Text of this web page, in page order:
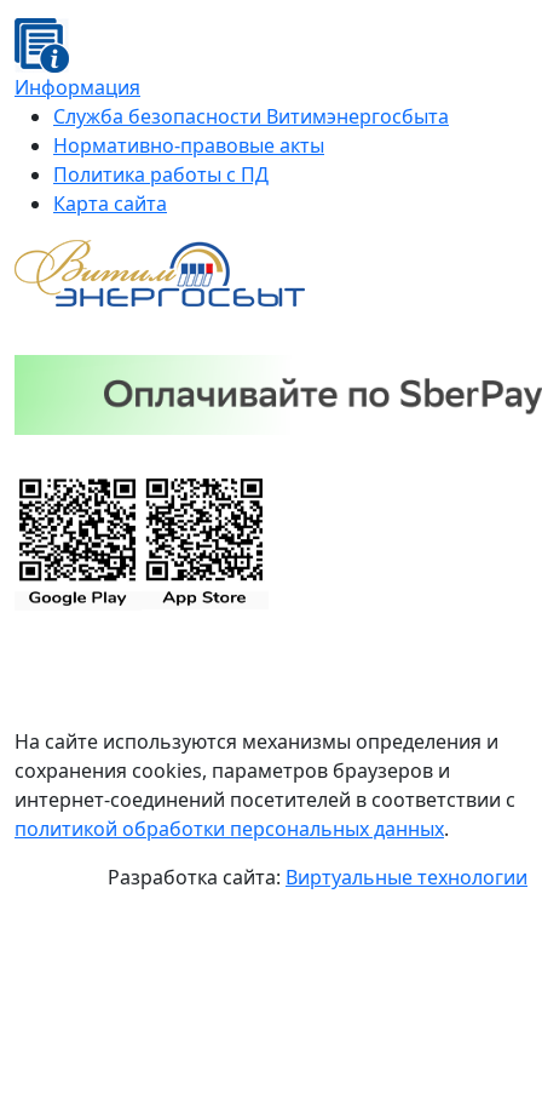
Информация
Служба безопасности Витимэнергосбыта
Нормативно-правовые акты
Политика работы с ПД
Карта сайта
На сайте используются механизмы определения и
сохранения cookies, параметров браузеров и
интернет-соединений посетителей в соответствии с
политикой обработки персональных данных.
Разработка сайта: Виртуальные технологии